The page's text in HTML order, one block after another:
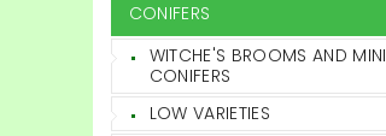
CONIFERS
WITCHE'S BROOMS AND MINI
CONIFERS
LOW VARIETIES